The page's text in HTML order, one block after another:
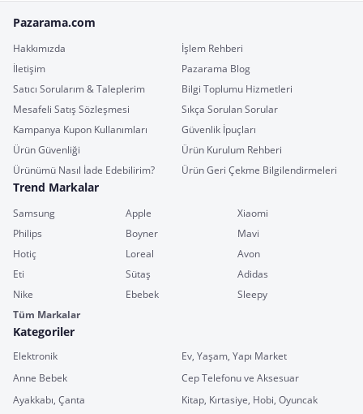
Pazarama.com
Hakkımızda
İşlem Rehberi
İletişim
Pazarama Blog
Satıcı Sorularım & Taleplerim
Bilgi Toplumu Hizmetleri
Mesafeli Satış Sözleşmesi
Sıkça Sorulan Sorular
Kampanya Kupon Kullanımları
Güvenlik İpuçları
Ürün Güvenliği
Ürün Kurulum Rehberi
Ürünümü Nasıl İade Edebilirim?
Ürün Geri Çekme Bilgilendirmeleri
Trend Markalar
Samsung Apple
Xiaomi
Philips
Boyner
Mavi
Hotiç
Loreal
Avon
Eti
Sütaş
Adidas
Nike
Ebebek
Sleepy
Tüm Markalar
Kategoriler
Elektronik
Ev, Yaşam, Yapı Market
Anne Bebek
Cep Telefonu ve Aksesuar
Ayakkabı, Çanta
Kitap, Kırtasiye, Hobi, Oyuncak